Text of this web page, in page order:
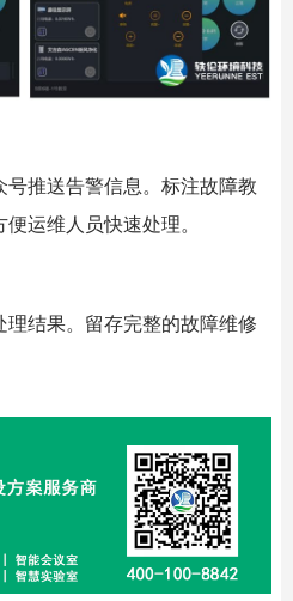
推送告警信息。标注故障教
运维人员快速处理。
结果。留存完整的故障维修